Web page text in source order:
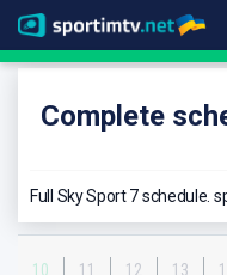
Complete
Full Sky Sport 7 schedule.
10 11 12 13